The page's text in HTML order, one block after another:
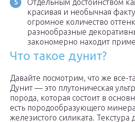
Отдельным достоинством
красивая и необычная
огромное количество
разнообразные
закономерно находит
Что такое дунит?
Давайте посмотрим, что же все-
Дунит — это плутоническая
порода, которая состоит в
есть породообразующего
железистого силиката.